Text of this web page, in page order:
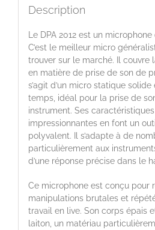
Description
Le DPA 2012 est un
C’est le meilleur micro
trouver sur le marché. Il couvre
en matière de prise de son de
s’agit d’un micro statique
temps, idéal pour la prise de
instrument. Ses
impressionnantes en font un
polyvalent. Il s’adapte à de
particulièrement aux
d’une réponse précise dans le
Ce microphone est conçu pour
manipulations brutales et
travail en live. Son corps épais
laiton, un matériau